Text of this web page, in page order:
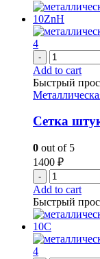
-
Add to cart
Быстрый
Сетка
0 out of 5
1400 ₽
-
Add to cart
Быстрый